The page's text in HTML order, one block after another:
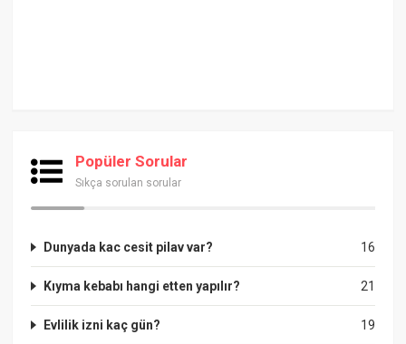
Popüler Sorular
Sıkça sorulan sorular
16
Dunyada kac cesit pilav var?
21
Kıyma kebabı hangi etten yapılır?
19
Evlilik izni kaç gün?